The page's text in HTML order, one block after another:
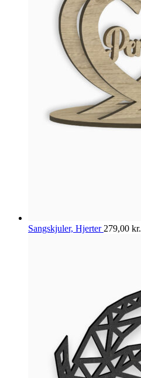
Sangskjuler, Hjerter 279,00 kr.